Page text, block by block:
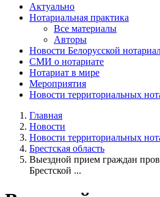
Актуально
Нотариальная практика
Все материалы
Авторы
Новости Белорусской
СМИ о нотариате
Нотариат в мире
Мероприятия
Новости территориальных
Главная
Новости
Новости территориальных
Брестская область
Выездной прием граждан
Брестской ...